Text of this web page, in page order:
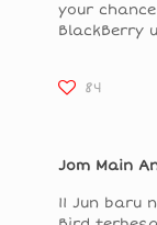
your
BlackBerry
84
Jom Main
11 Jun